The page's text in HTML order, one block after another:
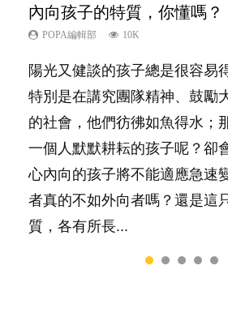
內向孩子的特質，你懂嗎？
POPA編輯部 10K
陽光又健談的孩子總是很容易
特別是在講究團隊精神、鼓勵
的社會，他們彷彿如魚得水；
一個人默默耕耘的孩子呢？卻
心內向的孩子將不能適應急速
者真的不如外向者嗎？還是這
質，各有所長...
夫妻必看！經營婚姻，沒捷
POPA編輯部 22.9K
你是不是也曾經以為只要跟相
然能走到白頭，但生了孩子卻
料？ 經營婚姻，不如我們想像
是大家說得那麼難。一起來認
新手父母不用怕
POPA編輯部 16.3K
相信許多人初為人父母，由懷
落地，心中都有數之不盡的問
合我們以往製作過的相關短片
跟你同行～...
想孩子學好外語，點做好？
POPA編輯部 9.9K
有人話學多種語言越早開始越
間太多語言，會令孩子感到混
非？聽聽專家怎樣說，解開語
愛孩子也別忘了愛自己，父
己的身心靈？
照顧孩子衣食住行、陪同兒女
要陪玩製造親子時間，尚要處
務……當父母的，有千百個任
一樣重要至極的，總被遺漏
和心理健康。...